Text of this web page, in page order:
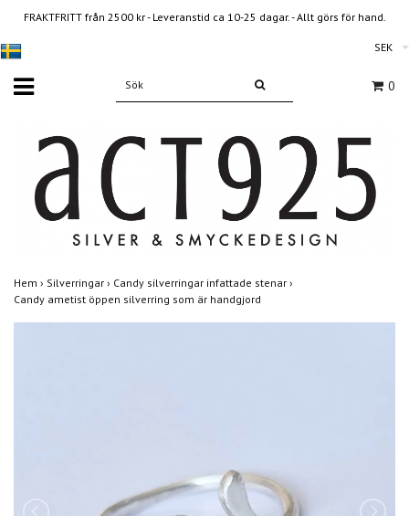
FRAKTFRITT från 2500 kr - Leveranstid ca 10-25 dagar. - Allt görs för hand.
SEK
0
Hem › Silverringar › Candy silverringar infattade stenar ›
Candy ametist öppen silverring som är handgjord